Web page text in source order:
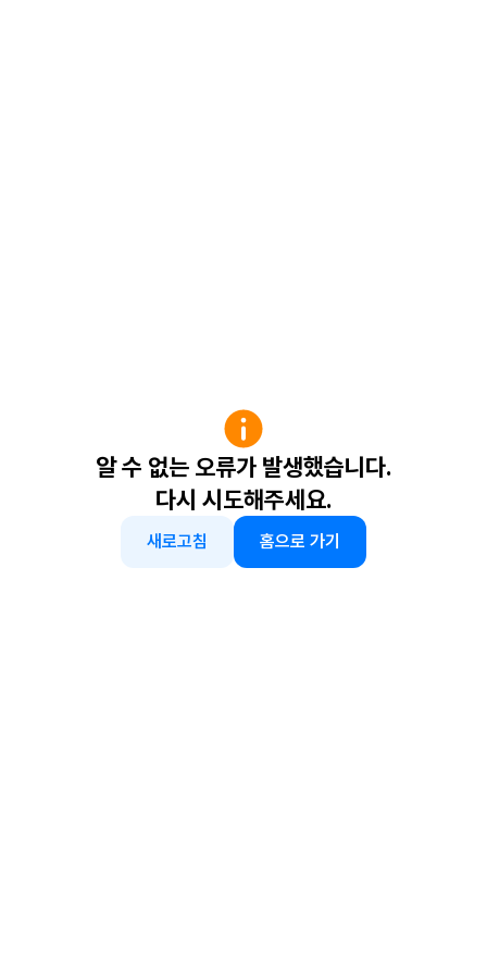
알 수 없는 오류가 발생했습니다.
다시 시도해주세요.
새로고침 홈으로 가기